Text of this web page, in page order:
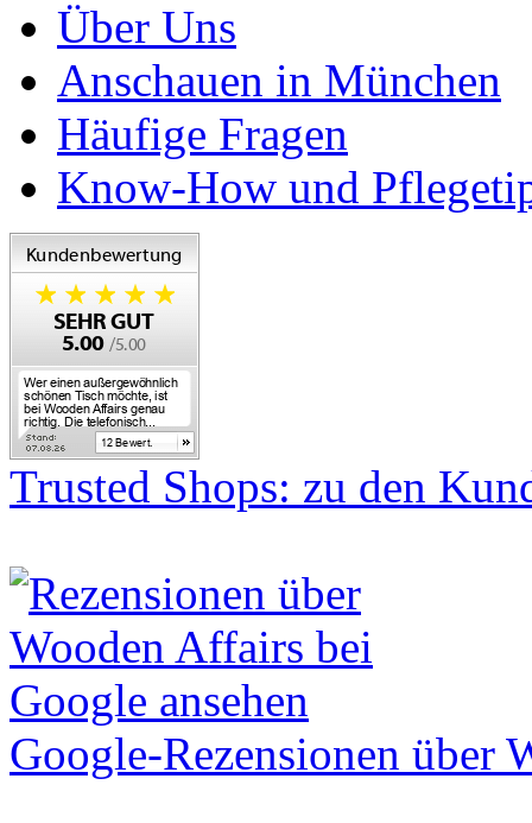
Über Uns
Anschauen in München
Häufige Fragen
Know-How und
Trusted Shops: zu den
Google-Rezensionen über